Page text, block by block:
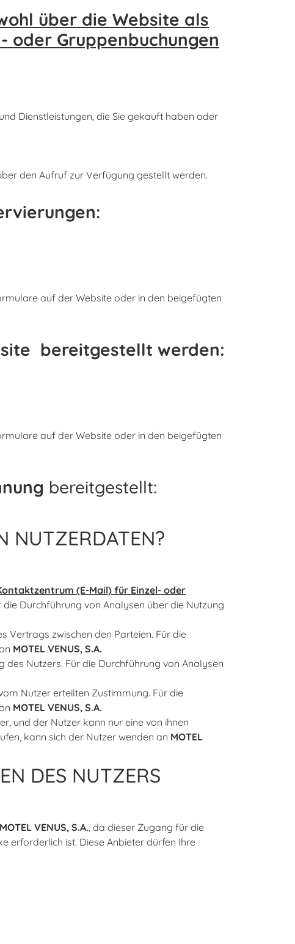
über die Website als
oder Gruppenbuchungen
Dienstleistungen, die Sie gekauft haben oder
den Aufruf zur Verfügung gestellt werden.
auf der Website oder in den beigefügten
bereitgestellt werden:
auf der Website oder in den beigefügten
bereitgestellt:
NUTZERDATEN?
(E-Mail) für Einzel- oder
Durchführung von Analysen über die Nutzung
Vertrags zwischen den Parteien. Für die
MOTEL VENUS, S.A.
Nutzers. Für die Durchführung von Analysen
Nutzer erteilten Zustimmung. Für die
MOTEL VENUS, S.A.
und der Nutzer kann nur eine von ihnen
kann sich der Nutzer wenden an MOTEL
DES NUTZERS
MOTEL VENUS, S.A. , da dieser Zugang für die
erforderlich ist. Diese Anbieter dürfen Ihre